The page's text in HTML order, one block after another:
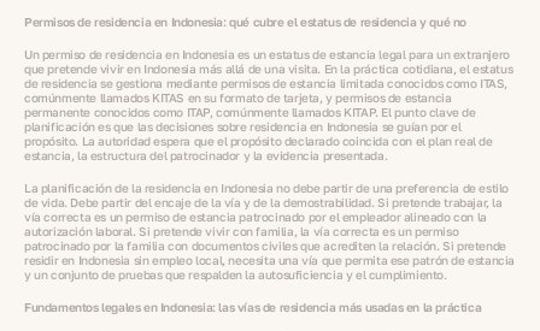
Permisos de residencia en Indonesia: qué cubre el estatus de residencia y qué no
Un permiso de residencia en Indonesia es un estatus de estancia legal para un extranjero
que pretende vivir en Indonesia más allá de una visita. En la práctica cotidiana, el estatus
de residencia se gestiona mediante permisos de estancia limitada conocidos como ITAS,
comúnmente llamados KITAS en su formato de tarjeta, y permisos de estancia
permanente conocidos como ITAP, comúnmente llamados KITAP. El punto clave de
planificación es que las decisiones sobre residencia en Indonesia se guían por el
propósito. La autoridad espera que el propósito declarado coincida con el plan real de
estancia, la estructura del patrocinador y la evidencia presentada.
La planificación de la residencia en Indonesia no debe partir de una preferencia de estilo
de vida. Debe partir del encaje de la vía y de la demostrabilidad. Si pretende trabajar, la
vía correcta es un permiso de estancia patrocinado por el empleador alineado con la
autorización laboral. Si pretende vivir con familia, la vía correcta es un permiso
patrocinado por la familia con documentos civiles que acrediten la relación. Si pretende
residir en Indonesia sin empleo local, necesita una vía que permita ese patrón de estancia
y un conjunto de pruebas que respalden la autosuficiencia y el cumplimiento.
Fundamentos legales en Indonesia: las vías de residencia más usadas en la práctica